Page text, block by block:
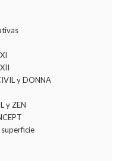
y DONNA
y ZEN